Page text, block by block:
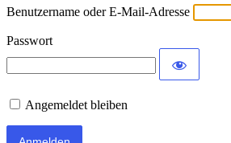
Benutzername oder E-Mail-Adresse
Passwort
Angemeldet bleiben